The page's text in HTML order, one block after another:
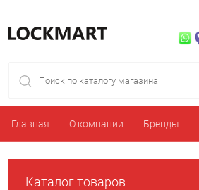
Главная О компании Бренды
Каталог товаров